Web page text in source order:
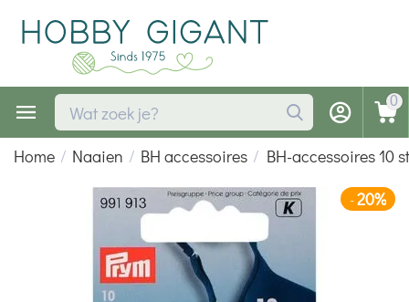
0
Home / Naaien / BH accessoires / BH-accessoires 10
-20%